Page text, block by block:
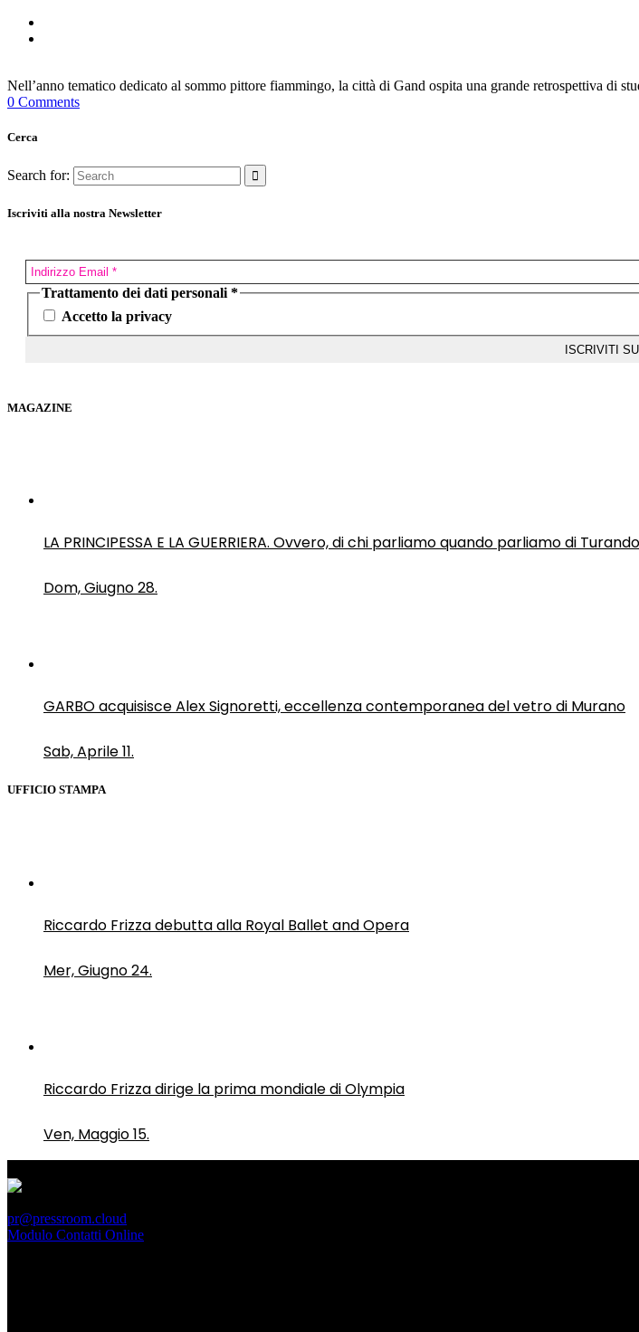
Nell’anno tematico dedicato al sommo pittore fiammingo, la città di Gand ospita una grande retrospettiva di
0 Comments
Cerca
Search for:
Iscriviti alla nostra Newsletter
Trattamento dei dati personali *
Accetto la privacy
MAGAZINE
LA PRINCIPESSA E LA GUERRIERA. Ovvero, di chi parliamo quando parliamo di
Dom, Giugno 28.
GARBO acquisisce Alex Signoretti, eccellenza contemporanea del vetro di Murano
Sab, Aprile 11.
UFFICIO STAMPA
Riccardo Frizza debutta alla Royal Ballet and Opera
Mer, Giugno 24.
Riccardo Frizza dirige la prima mondiale di Olympia
Ven, Maggio 15.
pr@pressroom.cloud
Modulo Contatti Online